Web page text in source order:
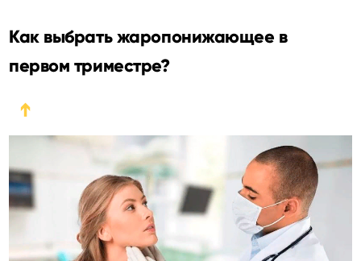
Как выбрать жаропонижающее в
первом триместре?
➔